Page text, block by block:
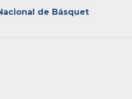
de Básquet